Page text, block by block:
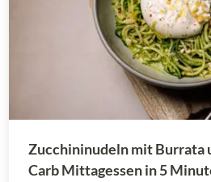
Zucchininudeln mit Burrata
Carb Mittagessen in 5